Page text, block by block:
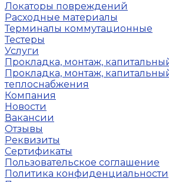
Локаторы повреждений
Расходные материалы
Терминалы коммутационные
Тестеры
Услуги
Прокладка, монтаж,
Прокладка, монтаж,
теплоснабжения
Компания
Новости
Вакансии
Отзывы
Реквизиты
Сертификаты
Пользовательское соглашение
Политика конфиденциальности